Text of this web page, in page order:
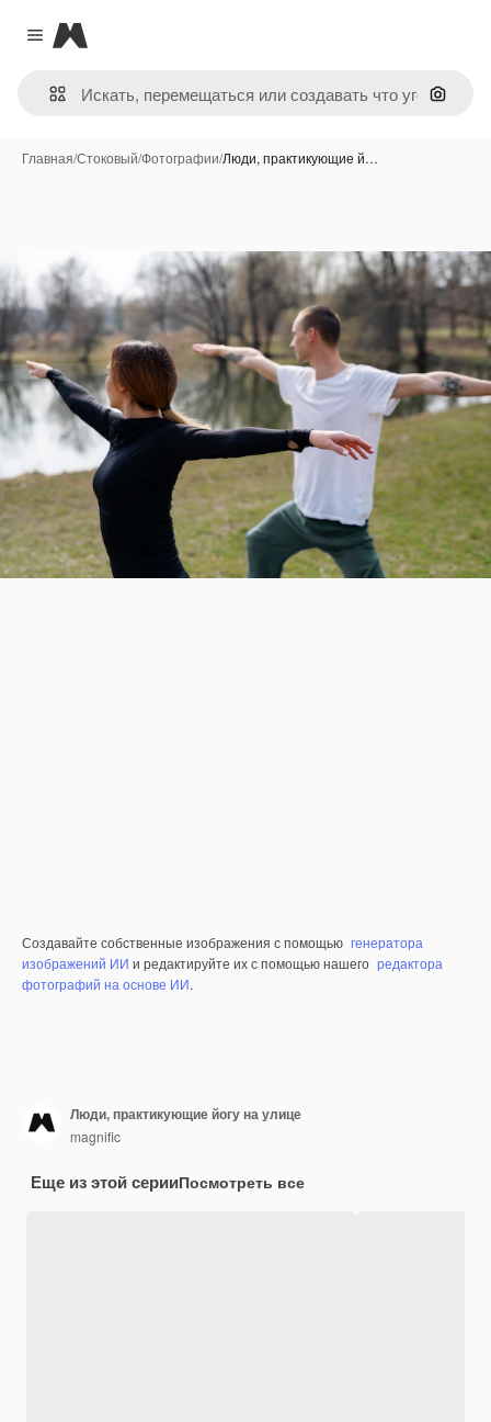
Close menu
Magnific
Поиск
Главная/Стоковый/Фотографии/Люди, практикующие й…
Создавайте собственные изображения с помощью генератора
изображений ИИ и редактируйте их с помощью нашего редактора
фотографий на основе ИИ.
Люди, практикующие йогу на улице
magnific
Еще из этой серииПосмотреть все